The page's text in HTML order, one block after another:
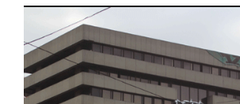
Tres años después de su
pérdida VSK sigue coronando
los spots de un grafiti sin
1/Ago/2021